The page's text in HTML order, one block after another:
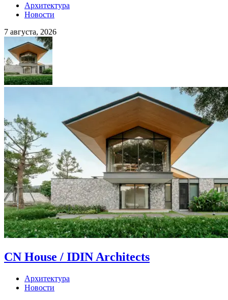
Архитектура
Новости
7 августа, 2026
CN House / IDIN Architects
Архитектура
Новости